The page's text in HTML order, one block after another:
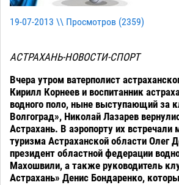
19-07-2013 \\ Просмотров (2359)
АСТРАХАНЬ-НОВОСТИ-СПОРТ
Вчера утром ватерполист
Кирилл Корнеев и воспитанник
водного поло, ныне выступающий за
Волгоград», Николай Лазарев
Астрахань. В аэропорту их встречали
туризма Астраханской области Олег
президент областной федерации
Махошвили, а также руководитель
Астрахань» Денис Бондаренко,